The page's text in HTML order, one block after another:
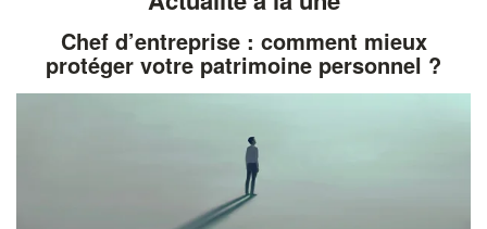
Chef d’entreprise : comment mieux
protéger votre patrimoine personnel ?